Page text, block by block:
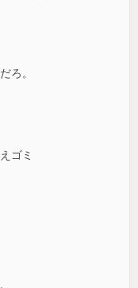
ろ。
ゴミ